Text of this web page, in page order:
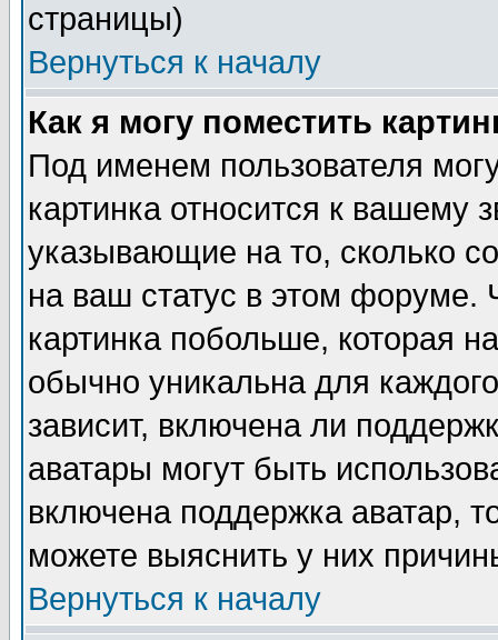
страницы)
Вернуться к началу
Как я могу поместить
Под именем пользователя
картинка относится к вашему
указывающие на то, сколько
на ваш статус в этом форуме.
картинка побольше, которая
обычно уникальна для
зависит, включена ли
аватары могут быть
включена поддержка аватар,
можете выяснить у них
Вернуться к началу